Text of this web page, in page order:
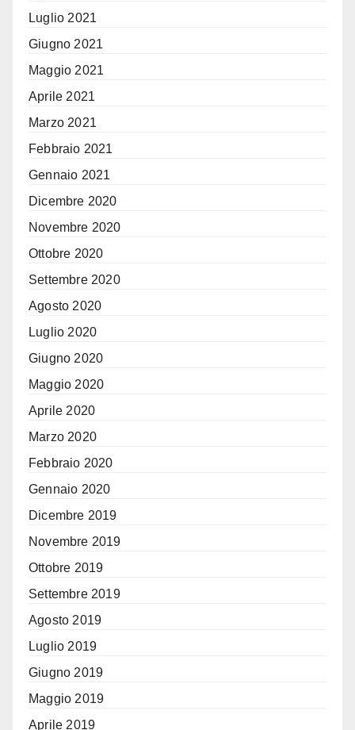
Luglio 2021
Giugno 2021
Maggio 2021
Aprile 2021
Marzo 2021
Febbraio 2021
Gennaio 2021
Dicembre 2020
Novembre 2020
Ottobre 2020
Settembre 2020
Agosto 2020
Luglio 2020
Giugno 2020
Maggio 2020
Aprile 2020
Marzo 2020
Febbraio 2020
Gennaio 2020
Dicembre 2019
Novembre 2019
Ottobre 2019
Settembre 2019
Agosto 2019
Luglio 2019
Giugno 2019
Maggio 2019
Aprile 2019